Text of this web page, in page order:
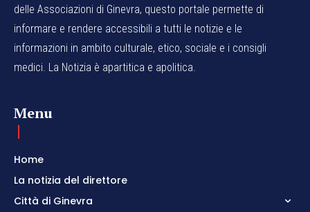
delle Associazioni di Ginevra, questo portale permette di
informare e rendere accessibili a tutti le notizie e le
informazioni in ambito culturale, etico, sociale e i consigli
medici. La Notizia è apartitica e apolitica.
Menu
Home
La notizia del direttore
Città di Ginevra